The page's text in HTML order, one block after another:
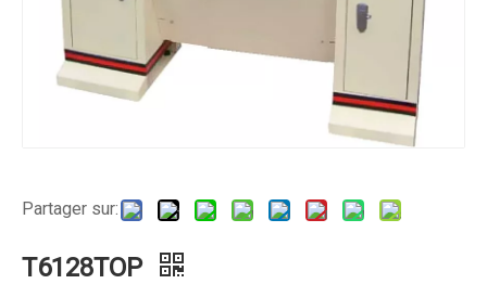
Partager sur:
T6128TOP